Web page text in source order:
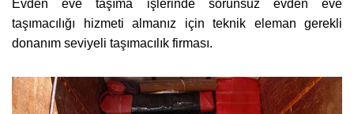
Evden eve taşıma işlerinde sorunsuz evden eve
taşımacılığı hizmeti almanız için teknik eleman gerekli
donanım seviyeli taşımacılık firması.